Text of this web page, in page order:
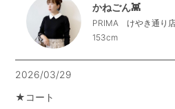
かねごん👾
PRIMA けやき通り
153cm
2026/03/29
★コート